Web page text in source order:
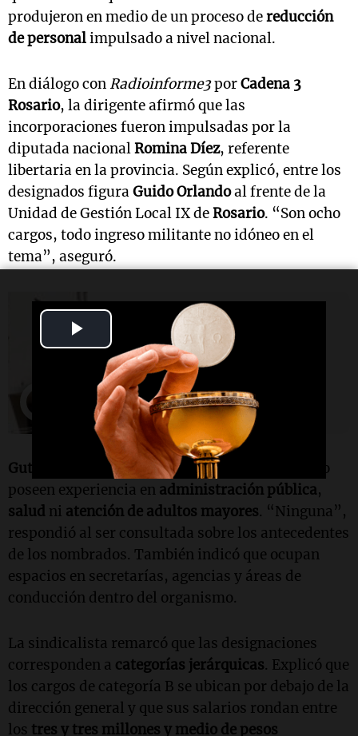
Video
produjeron en medio de un proceso dereducción
de personalimpulsado a nivel nacional.
En diálogo con Radioinforme3porCadena 3
Rosario, la dirigente afirmó que las
incorporaciones fueron impulsadas por la
diputada nacionalRomina Díez, referente
libertaria en la provincia. Según explicó, entre los
designados figuraGuido Orlandoal frente de la
Unidad de Gestión Local IX deRosario. “Son ocho
cargos, todo ingreso militante no idóneo en el
tema”, aseguró.
Radioinforme 3 Rosario
PAMI en crisis: "El médico de
cabecera está precarizado"
Gutiérrez
señaló que los nuevos funcionarios no
poseen experiencia en administración pública,
salud ni atención de adultos mayores. “Ninguna”,
respondió al ser consultada sobre los antecedentes
de los nombrados. También indicó que ocupan
espacios en secretarías, agencias y áreas de
conducción dentro del organismo.
La sindicalista remarcó que las designaciones
corresponden a categorías jerárquicas. Explicó que
los cargos de categoría B se ubican por debajo de la
dirección general y que sus salarios rondan entre
los tres y tres millones y medio de pesos